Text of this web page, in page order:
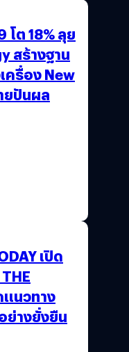
โต 18% ลุย
สร้างฐาน
ครื่อง New
ยปันผล
เปิด
แนวทาง
ย่างยั่งยืน